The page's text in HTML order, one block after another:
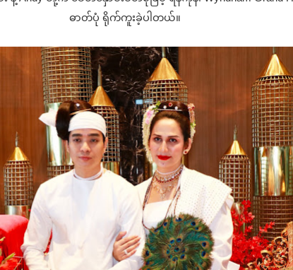
ဓာတ်ပုံ ရိုက်ကူးခဲ့ပါတယ်။